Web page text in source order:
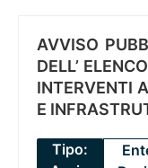
AVVISO
DELL’
INTERVENTI
E
Tipo: